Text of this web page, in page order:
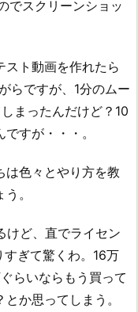
でスクリーンショッ
スト動画を作れたら
らですが、1分のムー
まったんだけど？10
すが・・・。
は色々とやり方を教
。
けど、直でライセン
ぎて驚くわ。16万
らいならもう買って
か思ってしまう。